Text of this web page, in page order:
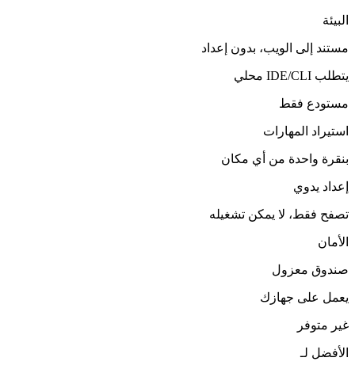
البيئة
مستند إلى الويب، بدون إعداد
يتطلب IDE/CLI محلي
مستودع فقط
استيراد المهارات
بنقرة واحدة من أي مكان
إعداد يدوي
تصفح فقط، لا يمكن تشغيله
الأمان
صندوق معزول
يعمل على جهازك
غير متوفر
الأفضل لـ